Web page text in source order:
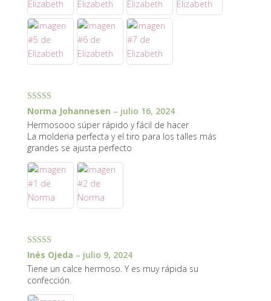
Valorado con
5de 5
Norma Johannesen – julio 16, 2024
Hermosooo súper rápido y fácil de hacer
La molderia perfecta y el tiro para los talles más
grandes se ajusta perfecto
Valorado con
5de 5
Inés Ojeda – julio 9, 2024
Tiene un calce hermoso. Y es muy rápida su
confección.